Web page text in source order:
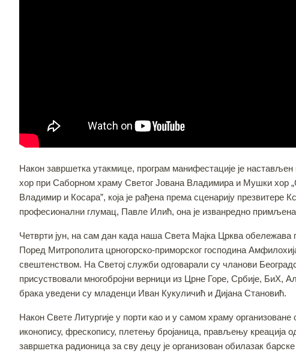
Након завршетка утакмице, програм манифестације је
хор при Саборном храму Светог Јована Владимира и Мушки хор
Владимир и Косара”, која је рађена према сценарију презвитере
професионални глумац, Павле Илић, она је изванредно примљена
Четврти јун, на сам дан када наша Света Мајка Црква обележава
Поред Митрополита црногорско-приморског господина
свештенством. На Светој служби одговарали су чланови
присуствовали многобројни верници из Црне Горе, Србије, БиХ,
брака уведени су младенци Иван Кукуличић и Дијана Становић.
Након Свете Литургије у порти као и у самом храму
иконопису, фрескопису, плетењу бројаница, прављењу
завршетка радионица за сву децу је организован обилазак